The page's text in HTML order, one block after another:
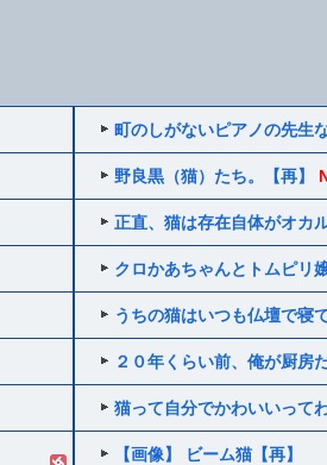
町のしがないピアノの先生
野良黒（猫）たち。【再】
正直、猫は存在自体がオカ
クロかあちゃんとトムピリ
うちの猫はいつも仏壇で寝
２０年くらい前、俺が厨房
猫って自分でかわいいって
【画像】 ビーム猫【再】